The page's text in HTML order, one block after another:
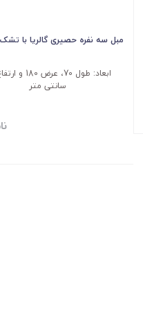
مبل سه نفره حصیری گالریا با تشک
سانتی متر